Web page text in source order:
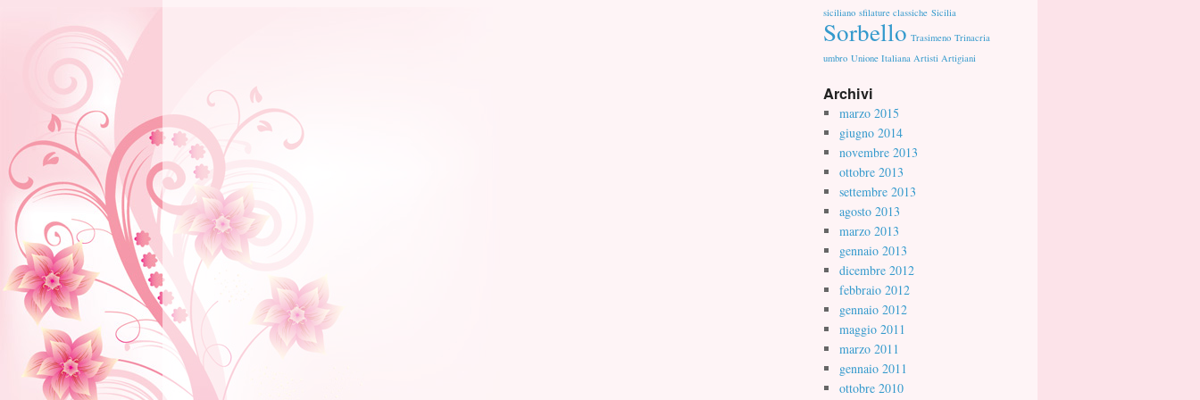
siciliano sfilature classiche Sicilia
Sorbello Trasimeno Trinacria
umbro Unione Italiana Artisti Artigiani
Archivi
marzo 2015
giugno 2014
novembre 2013
ottobre 2013
settembre 2013
agosto 2013
marzo 2013
gennaio 2013
dicembre 2012
febbraio 2012
gennaio 2012
maggio 2011
marzo 2011
gennaio 2011
ottobre 2010